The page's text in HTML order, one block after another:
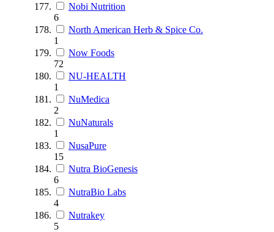
Nobi Nutrition
6
North American Herb & Spice Co.
1
Now Foods
72
NU-HEALTH
1
NuMedica
2
NuNaturals
1
NusaPure
15
Nutra BioGenesis
6
NutraBio Labs
4
Nutrakey
5